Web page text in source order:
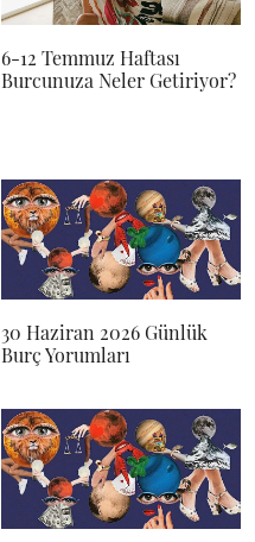
6-12 Temmuz Haftası
Burcunuza Neler Getiriyor?
30 Haziran 2026 Günlük
Burç Yorumları